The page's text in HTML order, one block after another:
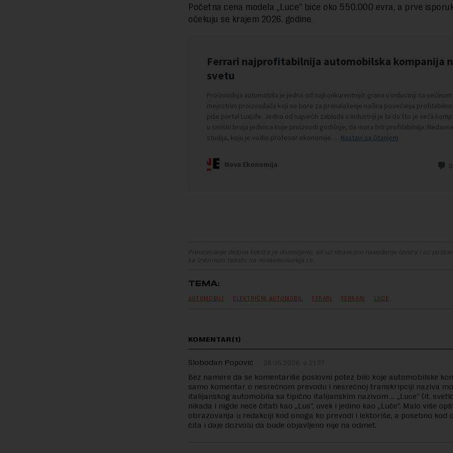
Početna cena modela „Luce” biće oko 550.000 evra, a prve
očekuju se krajem 2026. godine.
Preuzimanje delova teksta je dozvoljeno, ali uz obavezno navođenje izvora i uz
ka izvornom tekstu na novaekonomija.rs
TEMA:
AUTOMOBILI ELEKTRIČNI AUTOMOBIL FERARI FERRARI LUCE
KOMENTAR(1)
Slobodan Popović 28.05.2026. u 21:37
Bez namere da se komentariše poslovni potez bilo koje automobilske
samo komentar o nesrećnom prevodu i nesrećnoj transkripciji naziva
italijanskog automobila sa tipično italijanskim nazivom … „Luce“ (it.
nikada i nigde neće čitati kao „Lus“, uvek i jedino kao „Luče“. Malo više
obrazovanja u redakciji kod onoga ko prevodi i lektoriše, a posebno kod
čita i daje dozvolu da bude objavljeno nije na odmet.